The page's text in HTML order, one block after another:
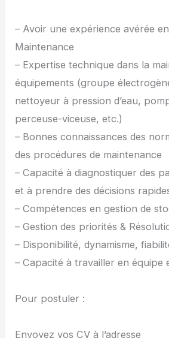
– Avoir une expérience avérée
Maintenance
– Expertise technique dans la
équipements (groupe
nettoyeur à pression d’eau,
perceuse-viceuse, etc.)
– Bonnes connaissances des
des procédures de maintenance
– Capacité à diagnostiquer des
et à prendre des décisions
– Compétences en gestion de
– Gestion des priorités &
– Disponibilité, dynamisme,
– Capacité à travailler en équipe
Pour postuler :
Envoyez vos CV à l’adresse